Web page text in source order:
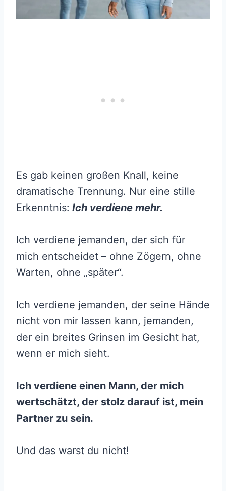
Es gab keinen großen Knall, keine
dramatische Trennung. Nur eine stille
Erkenntnis: Ich verdiene mehr.
Ich verdiene jemanden, der sich für
mich entscheidet – ohne Zögern, ohne
Warten, ohne „später“.
Ich verdiene jemanden, der seine Hände
nicht von mir lassen kann, jemanden,
der ein breites Grinsen im Gesicht hat,
wenn er mich sieht.
Ich verdiene einen Mann, der mich
wertschätzt, der stolz darauf ist, mein
Partner zu sein.
Und das warst du nicht!